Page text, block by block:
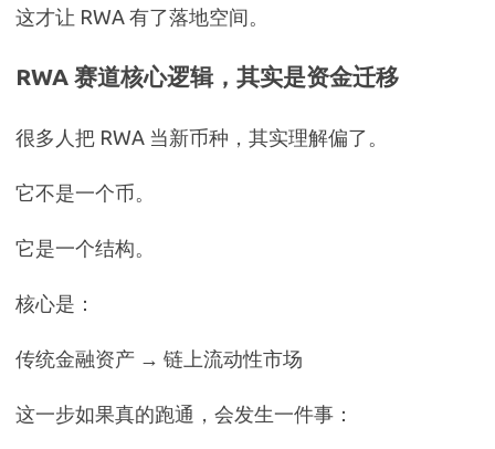
这才让 RWA 有了落地空间。
RWA 赛道核心逻辑，其实是资金迁移
很多人把 RWA 当新币种，其实理解偏了。
它不是一个币。
它是一个结构。
核心是：
传统金融资产 → 链上流动性市场
这一步如果真的跑通，会发生一件事：